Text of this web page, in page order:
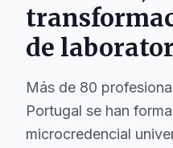
de
Más de 80
Portugal se han
microcredencial